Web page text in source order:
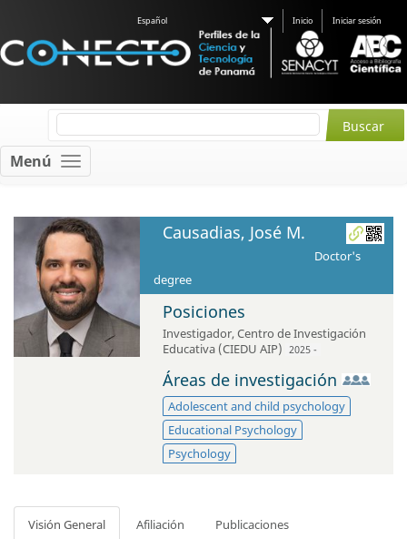
Español Inicio Iniciar sesión
Menú
Causadias, José M.
Doctor's
degree
Posiciones
Investigador,Centro de Investigación
Educativa (CIEDU AIP) 2025 -
Áreas de investigación
Adolescent and child psychology
Educational Psychology
Psychology
Visión General Afiliación Publicaciones